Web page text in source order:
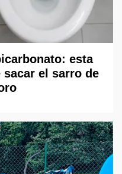
esta
sacar el sarro de